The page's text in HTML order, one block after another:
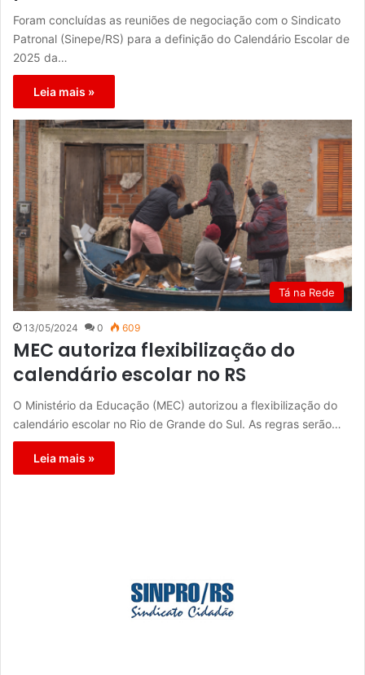
Foram concluídas as reuniões de negociação com o Sindicato
Patronal (Sinepe/RS) para a definição do Calendário Escolar de
2025 da…
Leia mais »
Tá na Rede
13/05/2024 0 609
MEC autoriza flexibilização do
calendário escolar no RS
O Ministério da Educação (MEC) autorizou a flexibilização do
calendário escolar no Rio de Grande do Sul. As regras serão…
Leia mais »